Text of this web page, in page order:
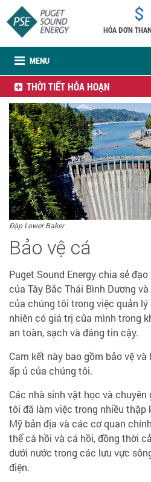
MENU
HÓA ĐƠN
THỜI TIẾT HỎA HOẠN
Đập Lower Baker
Bảo vệ cá
Puget Sound Energy chia sẻ
của Tây Bắc Thái Bình Dương
của chúng tôi trong việc quản
nhiên có giá trị của mình trong
an toàn, sạch và đáng tin cậy.
Cam kết này bao gồm bảo vệ
ấp ủ của chúng tôi.
Các nhà sinh vật học và
tôi đã làm việc trong nhiều thập
Mỹ bản địa và các cơ quan
thể cá hồi và cá hồi, đồng thời
dưới nước trong các lưu vực
điện.